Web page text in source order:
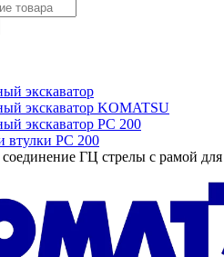
экскаватор
экскаватор KOMATSU
экскаватор PC 200
втулки PC 200
ГЦ стрелы с рамой